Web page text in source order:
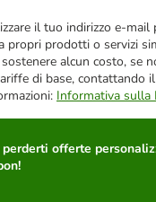
il tuo indirizzo e-mail
propri prodotti o servizi
alcun costo, se
di base, contattando
Informativa sulla
perderti offerte